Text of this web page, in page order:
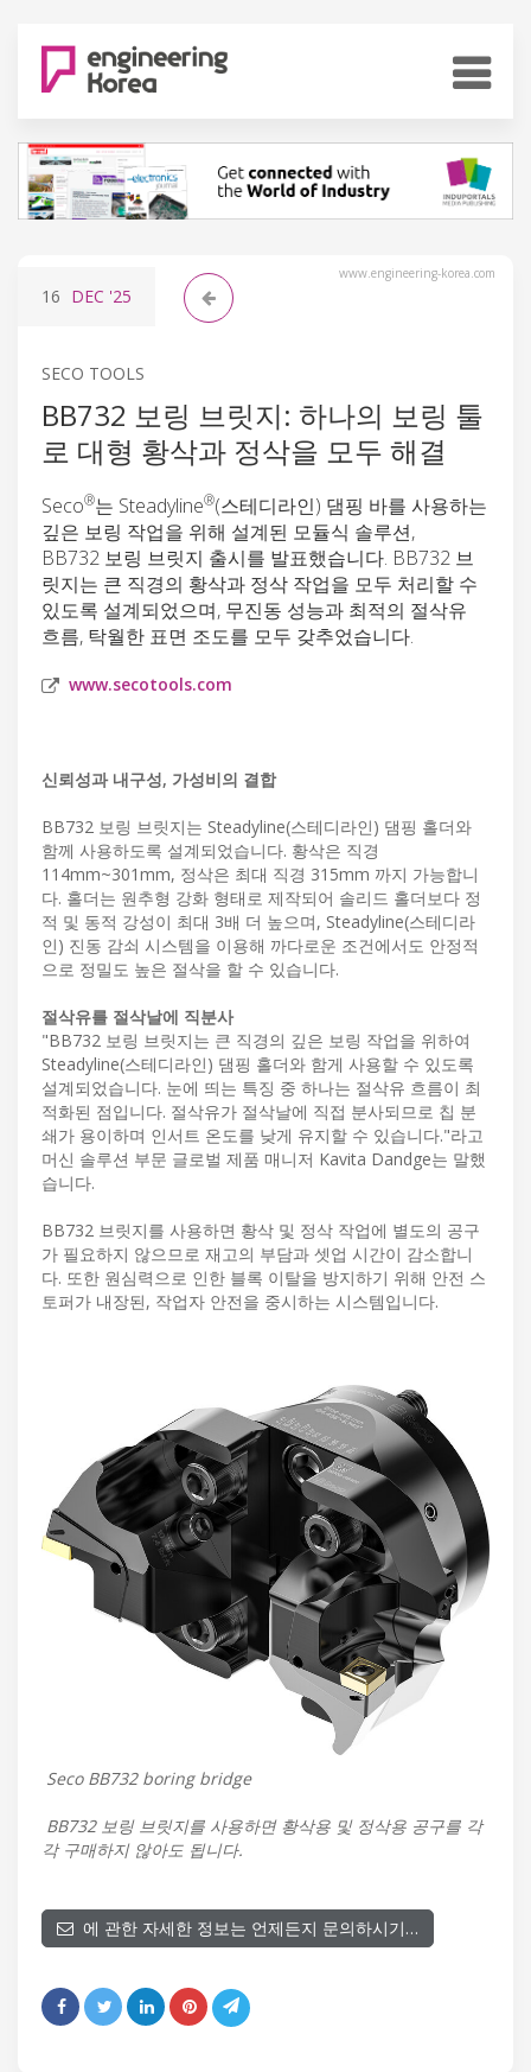
www.engineering-korea.com
16 DEC '25
SECO TOOLS
BB732 보링 브릿지: 하나의 보링 툴
로 대형 황삭과 정삭을 모두 해결
Seco®는 Steadyline®(스테디라인) 댐핑 바를 사용하는
깊은 보링 작업을 위해 설계된 모듈식 솔루션,
BB732 보링 브릿지 출시를 발표했습니다. BB732 브
릿지는 큰 직경의 황삭과 정삭 작업을 모두 처리할 수
있도록 설계되었으며, 무진동 성능과 최적의 절삭유
흐름, 탁월한 표면 조도를 모두 갖추었습니다.
www.secotools.com
신뢰성과 내구성, 가성비의 결합
BB732 보링 브릿지는 Steadyline(스테디라인) 댐핑 홀더와
함께 사용하도록 설계되었습니다. 황삭은 직경
114mm~301mm, 정삭은 최대 직경 315mm 까지 가능합니
다. 홀더는 원추형 강화 형태로 제작되어 솔리드 홀더보다 정
적 및 동적 강성이 최대 3배 더 높으며, Steadyline(스테디라
인) 진동 감쇠 시스템을 이용해 까다로운 조건에서도 안정적
으로 정밀도 높은 절삭을 할 수 있습니다.
절삭유를 절삭날에 직분사
"BB732 보링 브릿지는 큰 직경의 깊은 보링 작업을 위하여
Steadyline(스테디라인) 댐핑 홀더와 함게 사용할 수 있도록
설계되었습니다. 눈에 띄는 특징 중 하나는 절삭유 흐름이 최
적화된 점입니다. 절삭유가 절삭날에 직접 분사되므로 칩 분
쇄가 용이하며 인서트 온도를 낮게 유지할 수 있습니다."라고
머신 솔루션 부문 글로벌 제품 매니저 Kavita Dandge는 말했
습니다.
BB732 브릿지를 사용하면 황삭 및 정삭 작업에 별도의 공구
가 필요하지 않으므로 재고의 부담과 셋업 시간이 감소합니
다. 또한 원심력으로 인한 블록 이탈을 방지하기 위해 안전 스
토퍼가 내장된, 작업자 안전을 중시하는 시스템입니다.
Seco BB732 boring bridge
BB732 보링 브릿지를 사용하면 황삭용 및 정삭용 공구를 각
각 구매하지 않아도 됩니다.
에 관한 자세한 정보는 언제든지 문의하시기…